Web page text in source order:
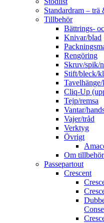
Standardram –
Tillbehör
Bättrings-
Knivar/blad
Rengöring
Skruv/spik/
Stift/bleck/
Cliq-Up
Tejp/remsa
Vantar/
Vajer/tråd
Verktyg
Övrigt
Om tillbehör
Passepartout
Crescent